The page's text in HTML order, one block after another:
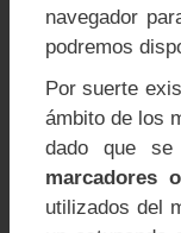
navegador
podremos
Por suerte
ámbito de los
dado que
marcadores
utilizados del